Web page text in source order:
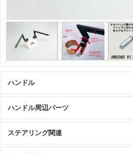
ハンドル
ハンドル周辺パーツ
ステアリング関連